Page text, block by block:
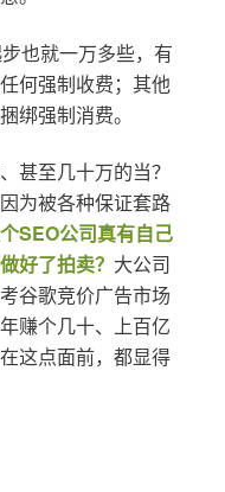
也就一万多些，有
何强制收费；其他
绑强制消费。
甚至几十万的当？
为被各种保证套路
SEO公司真有自己
好了拍卖？ 大公司
谷歌竞价广告市场
赚个几十、上百亿
这点面前，都显得